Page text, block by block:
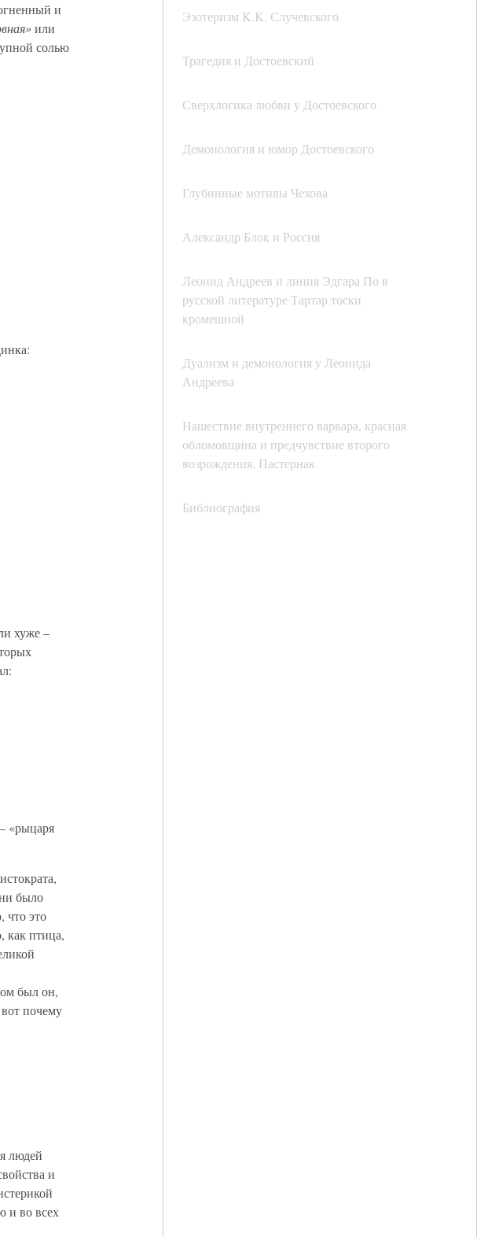
Эзотеризм K.K. Случевского
Трагедия и Достоевский
Сверхлогика любви у Достоевского
Демонология и юмор Достоевского
Глубинные мотивы Чехова
Александр Блок и Россия
Леонид Андреев и линия Эдгара По в
русской литературе Тартар тоски
кромешной
Дуализм и демонология у Леонида
Андреева
Нашествие внутреннего варвара, красная
обломовщина и предчувствие второго
возрождения. Пастернак
Библиография
и
или
солью
хуже –
«рыцаря
было
что это
как птица,
был он,
почему
людей
и
и во всех